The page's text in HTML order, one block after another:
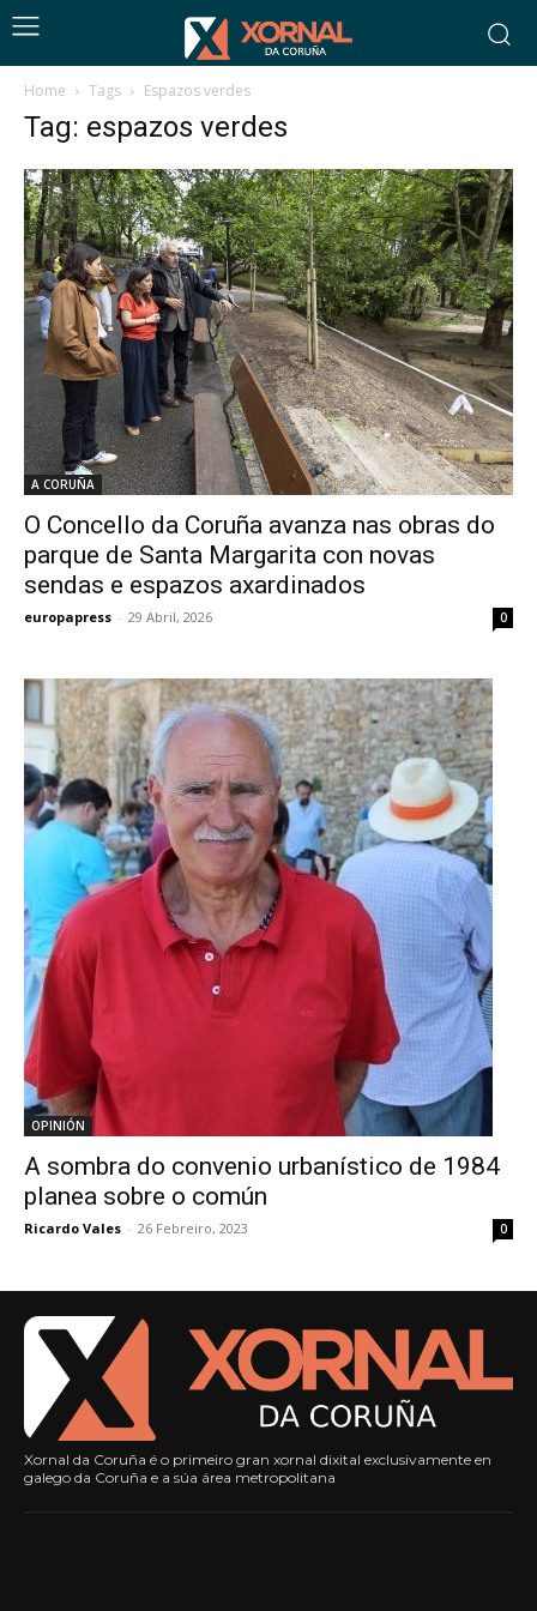
Home Tags Espazos verdes
Tag: espazos verdes
A CORUÑA
O Concello da Coruña avanza nas obras do
parque de Santa Margarita con novas
sendas e espazos axardinados
europapress - 29 Abril, 2026 0
OPINIÓN
A sombra do convenio urbanístico de 1984
planea sobre o común
Ricardo Vales - 26 Febreiro, 2023 0
Xornal da Coruña é o primeiro gran xornal dixital exclusivamente en
galego da Coruña e a súa área metropolitana